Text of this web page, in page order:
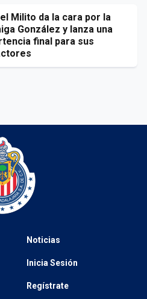
Milito da la cara por la
González y lanza una
final para sus
Noticias
Inicia Sesión
Regístrate